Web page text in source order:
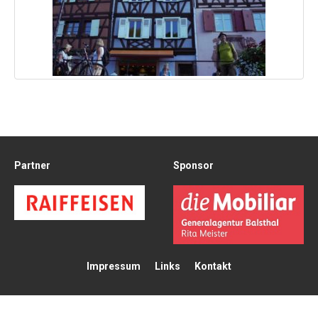
Partner Sponsor
Impressum Links Kontakt